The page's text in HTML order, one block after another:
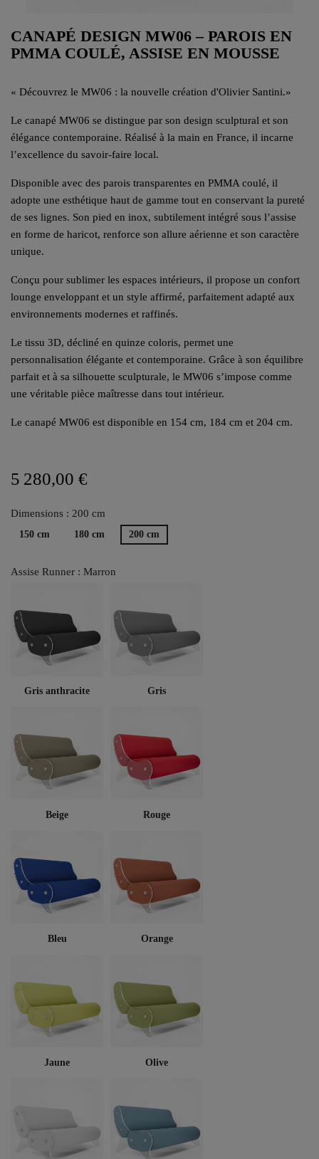
CANAPÉ DESIGN MW06 – PAROIS EN
PMMA COULÉ, ASSISE EN MOUSSE
« Découvrez le MW06 : la nouvelle création d'Olivier Santini.»
Le canapé MW06 se distingue par son design sculptural et son
élégance contemporaine. Réalisé à la main en France, il incarne
l’excellence du savoir-faire local.
Disponible avec des parois transparentes en PMMA coulé, il
adopte une esthétique haut de gamme tout en conservant la pureté
de ses lignes. Son pied en inox, subtilement intégré sous l’assise
en forme de haricot, renforce son allure aérienne et son caractère
unique.
Conçu pour sublimer les espaces intérieurs, il propose un confort
lounge enveloppant et un style affirmé, parfaitement adapté aux
environnements modernes et raffinés.
Le tissu 3D, décliné en quinze coloris, permet une
personnalisation élégante et contemporaine. Grâce à son équilibre
parfait et à sa silhouette sculpturale, le MW06 s’impose comme
une véritable pièce maîtresse dans tout intérieur.
Le canapé MW06 est disponible en 154 cm, 184 cm et 204 cm.
5 280,00 €
Dimensions : 200 cm
150 cm 180 cm 200 cm
Assise Runner : Marron
Gris anthracite Gris
Beige Rouge
Bleu Orange
Jaune Olive